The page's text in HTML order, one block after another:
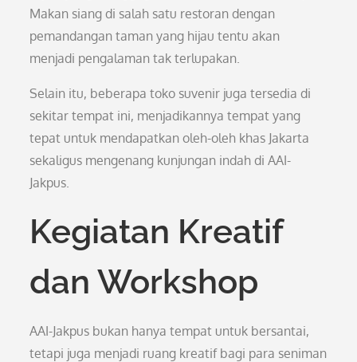
Makan siang di salah satu restoran dengan
pemandangan taman yang hijau tentu akan
menjadi pengalaman tak terlupakan.
Selain itu, beberapa toko suvenir juga tersedia di
sekitar tempat ini, menjadikannya tempat yang
tepat untuk mendapatkan oleh-oleh khas Jakarta
sekaligus mengenang kunjungan indah di AAI-
Jakpus.
Kegiatan Kreatif
dan Workshop
AAI-Jakpus bukan hanya tempat untuk bersantai,
tetapi juga menjadi ruang kreatif bagi para seniman